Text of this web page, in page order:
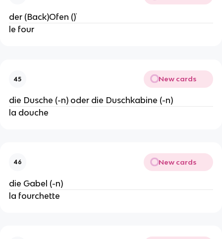
der (Back)Ofen (¨)
le four
45 New cards
die Dusche (-n) oder die Duschkabine (-n)
la douche
46 New cards
die Gabel (-n)
la fourchette